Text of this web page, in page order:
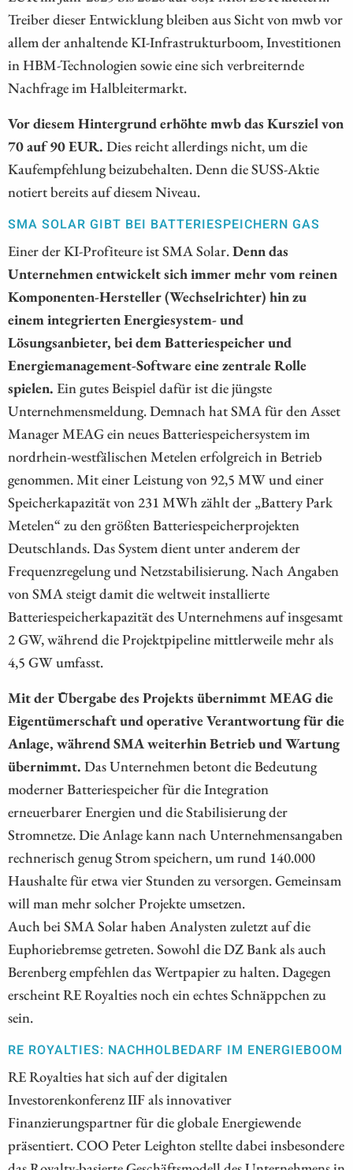
Treiber dieser Entwicklung bleiben aus Sicht von mwb vor
allem der anhaltende KI-Infrastrukturboom, Investitionen
in HBM-Technologien sowie eine sich verbreiternde
Nachfrage im Halbleitermarkt.
Vor diesem Hintergrund erhöhte mwb das Kursziel von
70 auf 90 EUR. Dies reicht allerdings nicht, um die
Kaufempfehlung beizubehalten. Denn die SUSS-Aktie
notiert bereits auf diesem Niveau.
SMA SOLAR GIBT BEI BATTERIESPEICHERN GAS
Einer der KI-Profiteure ist SMA Solar.Denn das
Unternehmen entwickelt sich immer mehr vom reinen
Komponenten-Hersteller (Wechselrichter) hin zu
einem integrierten Energiesystem- und
Lösungsanbieter, bei dem Batteriespeicher und
Energiemanagement-Software eine zentrale Rolle
spielen. Ein gutes Beispiel dafür ist die jüngste
Unternehmensmeldung. Demnach hat SMA für den Asset
Manager MEAG ein neues Batteriespeichersystem im
nordrhein-westfälischen Metelen erfolgreich in Betrieb
genommen. Mit einer Leistung von 92,5 MW und einer
Speicherkapazität von 231 MWh zählt der „Battery Park
Metelen“ zu den größten Batteriespeicherprojekten
Deutschlands. Das System dient unter anderem der
Frequenzregelung und Netzstabilisierung. Nach Angaben
von SMA steigt damit die weltweit installierte
Batteriespeicherkapazität des Unternehmens auf insgesamt
2 GW, während die Projektpipeline mittlerweile mehr als
4,5 GW umfasst.
Mit der Übergabe des Projekts übernimmt MEAG die
Eigentümerschaft und operative Verantwortung für die
Anlage, während SMA weiterhin Betrieb und Wartung
übernimmt. Das Unternehmen betont die Bedeutung
moderner Batteriespeicher für die Integration
erneuerbarer Energien und die Stabilisierung der
Stromnetze. Die Anlage kann nach Unternehmensangaben
rechnerisch genug Strom speichern, um rund 140.000
Haushalte für etwa vier Stunden zu versorgen. Gemeinsam
will man mehr solcher Projekte umsetzen.
Auch bei SMA Solar haben Analysten zuletzt auf die
Euphoriebremse getreten. Sowohl die DZ Bank als auch
Berenberg empfehlen das Wertpapier zu halten. Dagegen
erscheint RE Royalties noch ein echtes Schnäppchen zu
sein.
RE ROYALTIES: NACHHOLBEDARF IM ENERGIEBOOM
RE Royalties hat sich auf der digitalen
Investorenkonferenz IIF als innovativer
Finanzierungspartner für die globale Energiewende
präsentiert. COO Peter Leighton stellte dabei insbesondere